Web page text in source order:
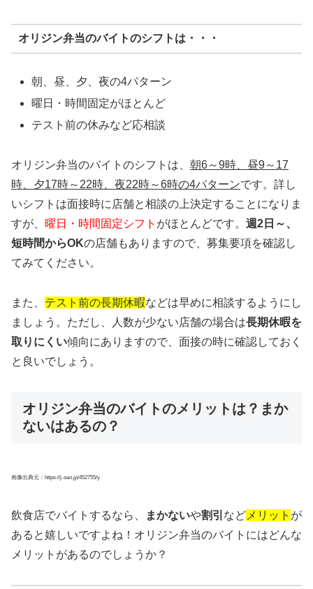
オリジン弁当のバイトのシフトは・・・
朝、昼、夕、夜の4パターン
曜日・時間固定がほとんど
テスト前の休みなど応相談
オリジン弁当のバイトのシフトは、 朝6～9時、昼9～17
時、夕17時～22時、夜22時～6時の4パターンです。詳し
いシフトは面接時に店舗と相談の上決定することになりま
すが、 曜日・時間固定シフト がほとんどです。 週2日～、
短時間からOKの店舗もありますので、募集要項を確認し
てみてください。
また、 テスト前の長期休暇などは早めに相談するようにし
ましょう。ただし、人数が少ない店舗の場合は長期休暇を
取りにくい傾向にありますので、面接の時に確認しておく
と良いでしょう。
オリジン弁当のバイトのメリットは？まか
ないはあるの？
画像出典元：https://j-sen.jp/452755/y
飲食店でバイトするなら、 まかないや割引 など メリット が
あると嬉しいですよね！オリジン弁当のバイトにはどんな
メリットがあるのでしょうか？